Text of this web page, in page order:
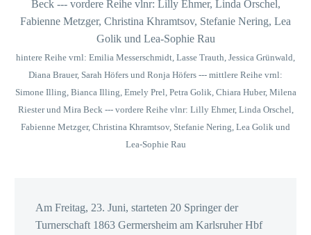
hintere Reihe vrnl: Emilia Messerschmidt, Lasse Trauth, Jessica Grünwald,
Diana Brauer, Sarah Höfers und Ronja Höfers --- mittlere Reihe vrnl:
Simone Illing, Bianca Illing, Emely Prel, Petra Golik, Chiara Huber, Milena
Riester und Mira Beck --- vordere Reihe vlnr: Lilly Ehmer, Linda Orschel,
Fabienne Metzger, Christina Khramtsov, Stefanie Nering, Lea Golik und
Lea-Sophie Rau
Am Freitag, 23. Juni, starteten 20 Springer der
Turnerschaft 1863 Germersheim am Karlsruher Hbf